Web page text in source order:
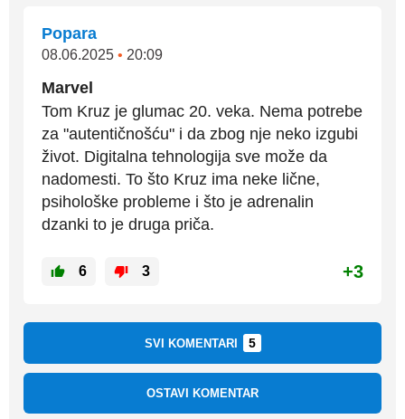
Popara
08.06.2025 • 20:09
Marvel
Tom Kruz je glumac 20. veka. Nema potrebe
za "autentičnošću" i da zbog nje neko izgubi
život. Digitalna tehnologija sve može da
nadomesti. To što Kruz ima neke lične,
psihološke probleme i što je adrenalin
dzanki to je druga priča.
6 3 +3
SVI KOMENTARI 5
OSTAVI KOMENTAR